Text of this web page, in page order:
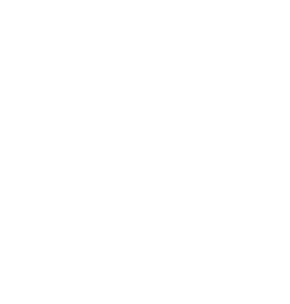
ind i dit netværk, om de ikke kan
personer, måske bliver du
men de kan være på LinkedIn
og formidle den første
”riffelskud”, som jeg kalder det.
står lykken den kække bi.